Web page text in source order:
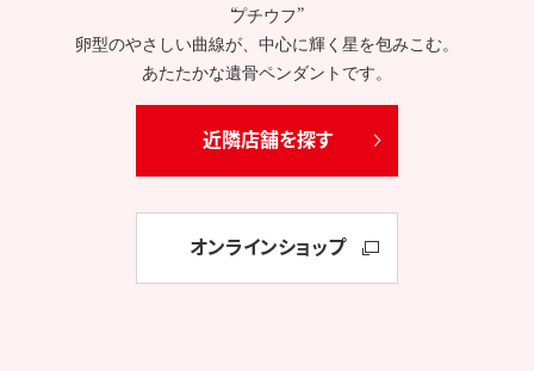
“プチウフ”
卵型のやさしい曲線が、中心に輝く星を包みこむ。
あたたかな遺骨ペンダントです。
近隣店舗を探す
オンラインショップ